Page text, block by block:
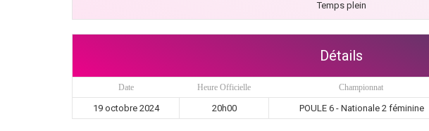
Temps plein
Détails
Date Heure Officielle Championnat
19 octobre 2024 20h00 POULE 6 - Nationale 2 féminine